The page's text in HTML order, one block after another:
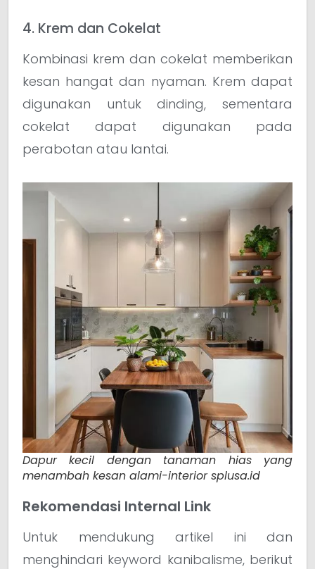
4. Krem dan Cokelat
Kombinasi krem dan cokelat memberikan
kesan hangat dan nyaman. Krem dapat
digunakan untuk dinding, sementara
cokelat dapat digunakan pada
perabotan atau lantai.
Dapur kecil dengan tanaman hias yang
menambah kesan alami-interior splusa.id
Rekomendasi Internal Link
Untuk mendukung artikel ini dan
menghindari keyword kanibalisme, berikut